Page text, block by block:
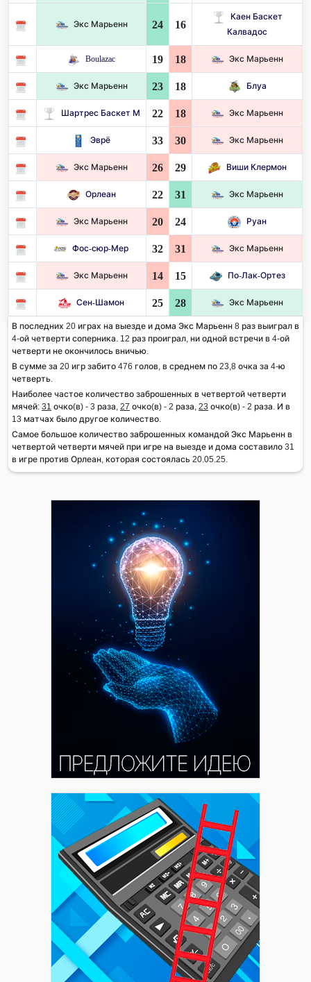
Экс Марьенн 24 16
Каен Баскет
Калвадос
Boulazac 19 18 Экс Марьенн
Экс Марьенн 23 18 Блуа
Шартрес Баскет М 22 18 Экс Марьенн
Эврё 33 30 Экс Марьенн
Экс Марьенн 26 29 Виши Клермон
Орлеан 22 31 Экс Марьенн
Экс Марьенн 20 24 Руан
Фос-сюр-Мер 32 31 Экс Марьенн
Экс Марьенн 14 15 По-Лак-Ортез
Сен-Шамон 25 28 Экс Марьенн
В последних 20 играх на выезде и дома Экс Марьенн 8 раз выиграл в
4-ой четверти соперника. 12 раз проиграл, ни одной встречи в 4-ой
четверти не окончилось вничью.
В сумме за 20 игр забито 476 голов, в среднем по 23,8 очка за 4-ю
четверть.
Наиболее частое количество заброшенных в четвертой четверти
мячей: 31 очко(в) - 3 раза, 27 очко(в) - 2 раза, 23 очко(в) - 2 раза. И в
13 матчах было другое количество.
Самое большое количество заброшенных командой Экс Марьенн в
четвертой четверти мячей при игре на выезде и дома составило 31
в игре против Орлеан, которая состоялась 20.05.25.